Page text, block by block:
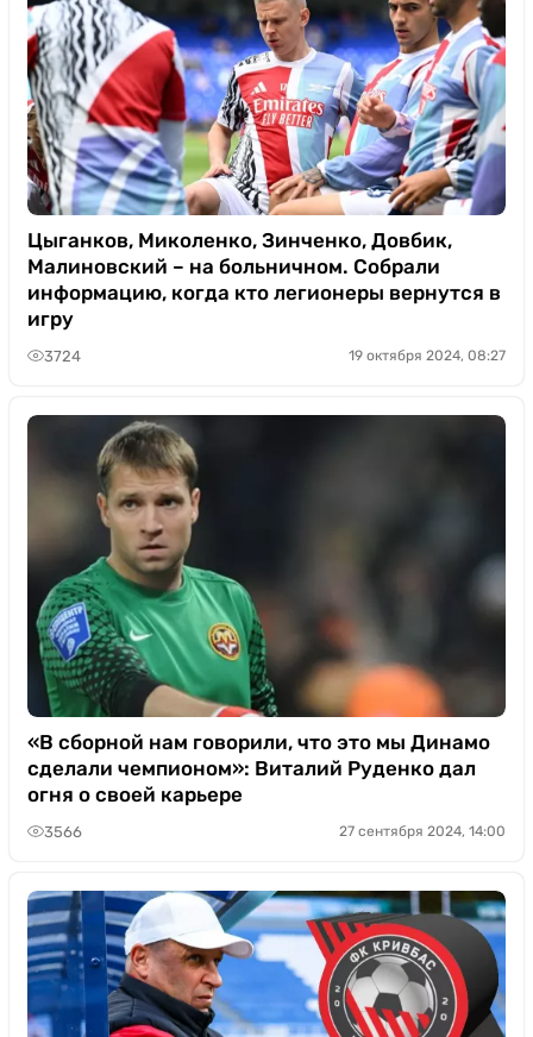
Цыганков, Миколенко, Зинченко, Довбик,
Малиновский – на больничном. Собрали
информацию, когда кто легионеры вернутся в
игру
3724 19 октября 2024, 08:27
«В сборной нам говорили, что это мы Динамо
сделали чемпионом»: Виталий Руденко дал
огня о своей карьере
3566 27 сентября 2024, 14:00